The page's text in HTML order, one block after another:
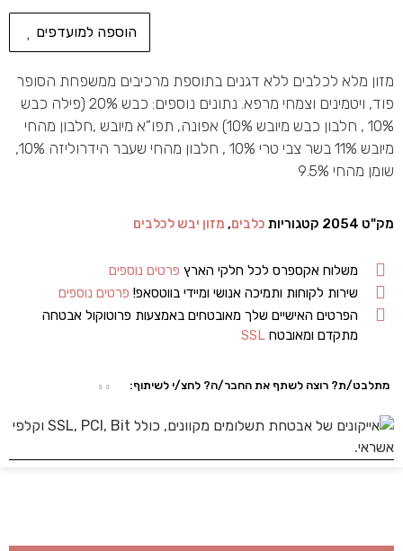
הוספה למועדפים
מזון מלא לכלבים ללא דגנים בתוספת מרכיבים ממשפחת הסופר
פוד, ויטמינים וצמחי מרפא. נתונים נוספים: כבש 20% (פילה כבש
10% , חלבון כבש מיובש 10%) אפונה, תפו”א מיובש ,חלבון מהחי
מיובש 11% בשר צבי טרי 10% , חלבון מהחי שעבר הידרוליזה 10%,
שומן מהחי 9.5%
מק"ט 2054 קטגוריות כלבים, מזון יבש לכלבים
משלוח אקספרס לכל חלקי הארץ פרטים נוספים
שירות לקוחות ותמיכה אנושי ומיידי בווטסאפ! פרטים נוספים
הפרטים האישיים שלך מאובטחים באמצעות פרוטוקול אבטחה
מתקדם ומאובטחSSL
מתלבט/ת? רוצה לשתף את החבר/ה? לחצ/י לשיתוף: